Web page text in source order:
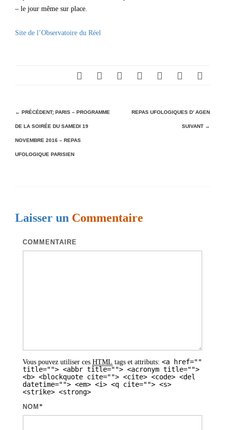
– le jour même sur place.
Site de l’Observatoire du Réel
N
a
v
← PRÉCÉDENT; PARIS – PROGRAMME
DE LA SOIRÉE DU SAMEDI 19
NOVEMBRE 2016 – REPAS
UFOLOGIQUE PARISIEN
REPAS UFOLOGIQUES D’ AGEN
SUIVANT →
Laisser un Commentaire
COMMENTAIRE
Vous pouvez utiliser ces HTML tags et attributs: <a href=""
title=""> <abbr title=""> <acronym title="">
<b> <blockquote cite=""> <cite> <code> <del
datetime=""> <em> <i> <q cite=""> <s>
<strike> <strong>
NOM *